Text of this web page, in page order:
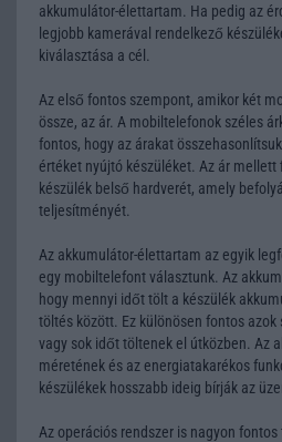
akkumulátor-élettartam. Ha pedig az
legjobb kamerával rendelkező
kiválasztása a cél.
Az első fontos szempont, amikor két
össze, az ár. A mobiltelefonok széles
fontos, hogy az árakat
értéket nyújtó készüléket. Az ár
készülék belső hardverét, amely
teljesítményét.
Az akkumulátor-élettartam az egyik
egy mobiltelefont választunk. Az
hogy mennyi időt tölt a készülék
töltés között. Ez különösen fontos azok
vagy sok időt töltenek el útközben. Az
méretének és az energiatakarékos
készülékek hosszabb ideig bírják az
Az operációs rendszer is nagyon